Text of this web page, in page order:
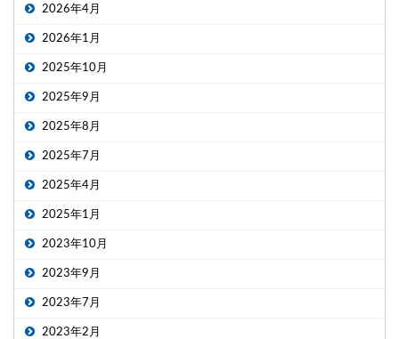
2026年4月
2026年1月
2025年10月
2025年9月
2025年8月
2025年7月
2025年4月
2025年1月
2023年10月
2023年9月
2023年7月
2023年2月